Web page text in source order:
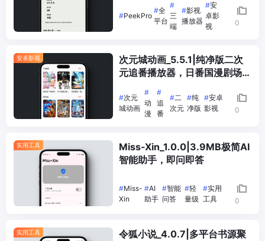
#PeekPro
#全
平台
#
三
端
#影视
播放器
#安
卓影
视
0
安卓影视
次元城动画_5.5.1|纯净版二次
元追番播放器，日番国漫剧场版
#次元
城动画
#
动
漫
#
追
番
#二
次元
#纯
净版
#安卓
影视
0
实用工具
Miss-Xin_1.0.0|3.9MB极简AI
智能助手，即问即答
#Miss-
Xin
#AI
助手
#智能
问答
#轻
量级
#实用
工具
0
实用工具
令狐小说_4.0.7|多平台书源聚